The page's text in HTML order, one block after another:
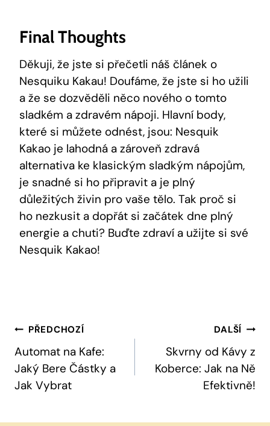
Final Thoughts
Děkuji, že jste si přečetli náš článek o
Nesquiku Kakau! Doufáme, že jste si ho užili
a že se dozvěděli něco nového o tomto
sladkém a zdravém nápoji. Hlavní body,
které si můžete odnést, jsou: Nesquik
Kakao je lahodná a zároveň zdravá
alternativa ke klasickým sladkým nápojům,
je snadné si ho připravit a je plný
důležitých živin pro vaše tělo. Tak proč si
ho nezkusit a dopřát si začátek dne plný
energie a chuti? Buďte zdraví a užijte si své
Nesquik Kakao!
Navigace
Pro
Příspěvek
PŘEDCHOZÍ
Automat na Kafe:
Jaký Bere Částky a
Jak Vybrat
DALŠÍ
Skvrny od Kávy z
Koberce: Jak na Ně
Efektivně!